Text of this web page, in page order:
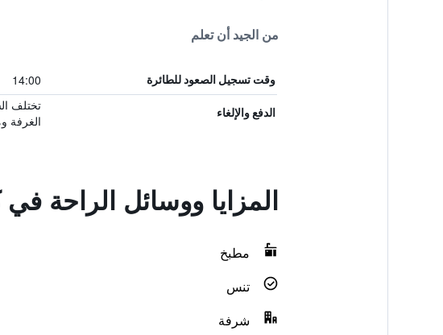
من الجيد أن تعلم
وقت تسجيل الصعود للطائرة 14:00
الدفع والإلغاء
تختلف
الغرفة
المزايا ووسائل الراحة
مطبخ
تنس
شرفة